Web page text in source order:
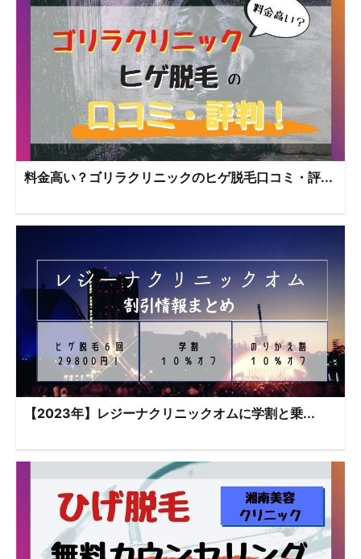
料金高い？ゴリラクリニックのヒゲ脱毛口コミ・評...
【2023年】レジーナクリニックオムに学割と乗...